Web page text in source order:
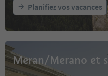
Planifiez vos vacances
Meran/Merano et